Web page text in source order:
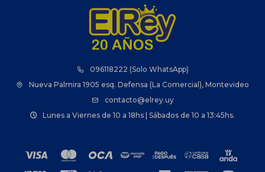
096118222 (Solo WhatsApp)
Nueva Palmira 1905 esq. Defensa (La Comercial), Montevideo
contacto@elrey.uy
Lunes a Viernes de 10 a 18hs | Sábados de 10 a 13:45hs.